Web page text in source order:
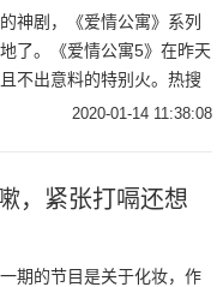
神剧，《爱情公寓》系列
了。《爱情公寓5》在昨天
不出意料的特别火。热搜
网的播放数据亮眼，热度第
2020-01-14 11:38:08
，紧张打嗝还想
期的节目是关于化妆，作